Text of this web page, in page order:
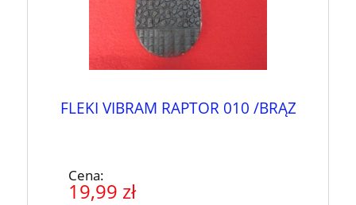
FLEKI VIBRAM RAPTOR 010 /BRĄZ
Cena:
19,99 zł